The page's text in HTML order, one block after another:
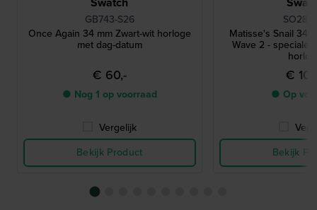
GB743-S26
Once Again 34 mm Zwart-wit horloge
met dag-datum
€ 60,-
● Nog 1 op voorraad
Vergelijk
Bekijk Product
Matisse's Snail 34
Wave 2 - speciale
€
● Op
Bekijk